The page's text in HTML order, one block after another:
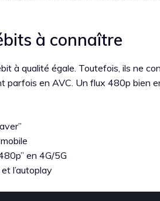
à connaître
à qualité égale. Toutefois, ils ne
parfois en AVC. Un flux 480p bien
en 4G/5G
l’autoplay